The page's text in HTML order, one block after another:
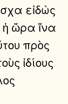
εἰδὼς
ἡ ὥρα ἵνα
πρὸς
ἰδίους